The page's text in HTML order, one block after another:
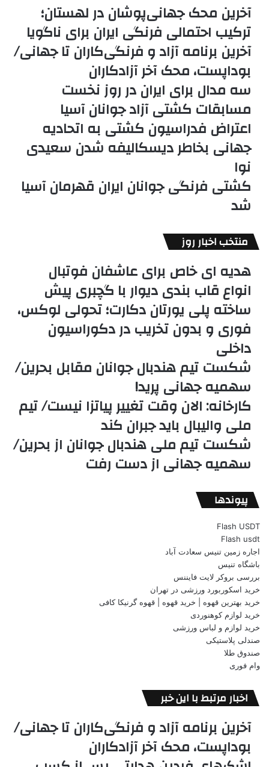
آخرین محک جهانی‌پوشان در لهستان؛
ترکیب احتمالی فرنگی ایران برای ناگویا
آخرین برنامه آزاد و فرنگی‌کاران تا جهانی/
بوداپست، محک آخر آزادکاران
سه مدال برای ایران در روز نخست
مسابقات کشتی آزاد جوانان آسیا
اعتراض فدراسیون کشتی به اتحادیه
جهانی بخاطر دیسکالیفه شدن سعیدی
نوا
کشتی فرنگی جوانان ایران قهرمان آسیا
شد
منتخب اخبار روز
هدیه ای خاص برای عاشفان فوتبال
انواع قاب بندی دیوار با گچبری پیش
ساخته پلی یورتان دکارت؛ تحولی لوکس،
فوری و بدون تخریب در دکوراسیون
داخلی
شکست تیم هندبال جوانان مقابل بحرین/
سهمیه جهانی پرید!
کارخانه: الان وقت تغییر پیاتزا نیست/ تیم
ملی والیبال باید جبران کند
شکست تیم ملی هندبال جوانان از بحرین/
سهمیه جهانی از دست رفت
پیوندها
Flash USDT
Flash usdt
اجاره زمین تنیس سعادت آباد
باشگاه تنیس
بررسی بروکر لایت فایننس
خرید اسکوربورد ورزشی در تهران
خرید بهترین قهوه | خرید قهوه | قهوه گرنیکا کافی
خرید لوازم کوهنوردی
خرید لوازم و لباس ورزشی
صندلی پلاستیکی
صندوق طلا
وام فوری
اخبار مرتبط با این خبر
آخرین برنامه آزاد و فرنگی‌کاران تا جهانی/
بوداپست، محک آخر آزادکاران